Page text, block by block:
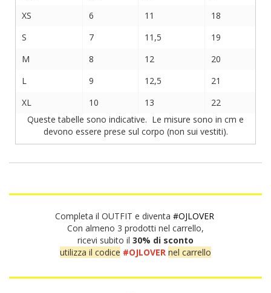
Completa il OUTFIT e diventa #OJLOVER
Con almeno 3 prodotti nel carrello,
ricevi subito il 30% di sconto
utilizza il codice #OJLOVER nel carrello
XS
6 11
18
S
7 11,5
19
M
8 12
20
L
9 12,5
21
XL
10 13
22
Queste tabelle sono indicative. Le misure sono in cm e
devono essere prese sul corpo (non sui vestiti).